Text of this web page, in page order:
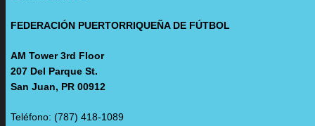
FEDERACIÓN PUERTORRIQUEÑA DE FÚTBOL
AM Tower 3rd Floor
207 Del Parque St.
San Juan, PR 00912
Teléfono: (787) 418-1089